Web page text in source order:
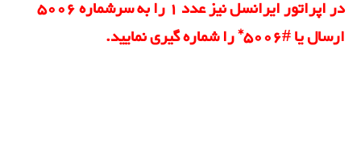
در اپراتور ایرانسل نیز عدد 1 را به سرشماره 5006
ارسال یا #5006* را شماره گیری نمایید
.